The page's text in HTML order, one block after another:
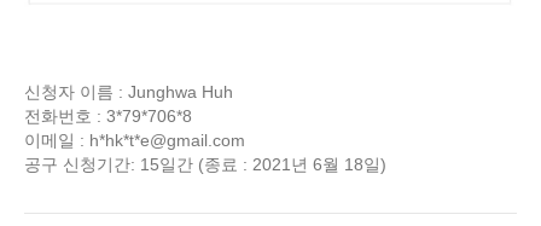
신청자 이름 : Junghwa Huh
전화번호 : 3*79*706*8
이메일 : h*hk*t*e@gmail.com
공구 신청기간: 15일간 (종료 : 2021년 6월 18일)